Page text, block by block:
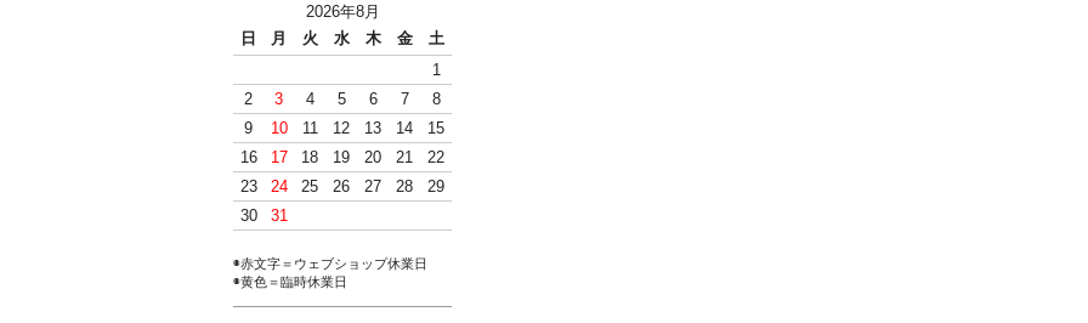
2026年8月
日
月 火 水 木 金
土
1
2
3 4 5 6 7
8
9
10 11 12 13 14
15
16
17 18 19 20 21
22
23
24 25 26 27 28
29
30
31
◉赤文字＝ウェブショップ休業日
◉黄色＝臨時休業日